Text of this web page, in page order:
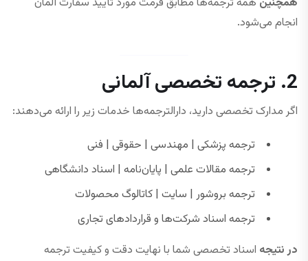
انجام می‌شود.
2. ترجمه تخصصی آلمانی
اگر مدارک تخصصی دارید، دارالترجمه‌ها خدمات زیر را ارائه می‌دهند:
ترجمه پزشکی | مهندسی | حقوقی | فنی
ترجمه مقالات علمی | پایان‌نامه | اسناد دانشگاهی
ترجمه بروشور | سایت | کاتالوگ محصولات
ترجمه اسناد شرکت‌ها و قراردادهای تجاری
در نتیجه اسناد تخصصی شما با نهایت دقت و کیفیت ترجمه